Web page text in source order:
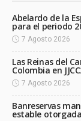
Abelardo de la
para el periodo
7 Agosto 2026
Las Reinas del
Colombia en
7 Agosto 2026
Banreservas
estable